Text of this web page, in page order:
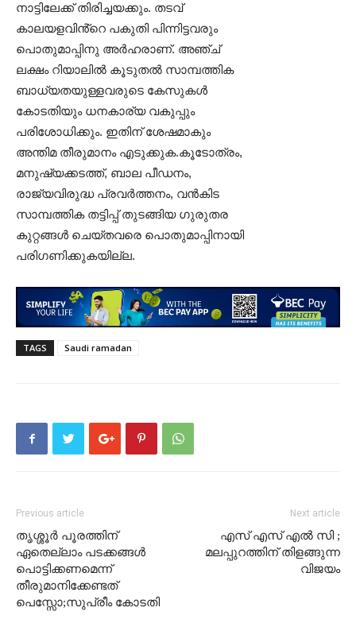
നാട്ടിലേക്ക് തിരിച്ചയക്കും. തടവ്
കാലയളവി​​ൻ്റെ പകുതി പിന്നിട്ടവരും
പൊതുമാപ്പിനു അര്‍ഹരാണ്. അഞ്ച്
ലക്ഷം റിയാലില്‍ കൂടുതല്‍ സാമ്പത്തിക
ബാധ്യതയുള്ളവരുടെ കേസുകള്‍
കോടതിയും ധനകാര്യ വകുപ്പും
പരിശോധിക്കും. ഇതിന് ശേഷമാകും
അന്തിമ തീരുമാനം എടുക്കുക.കൂടോത്രം,
മനുഷ്യക്കടത്ത്, ബാല പീഡനം,
രാജ്യവിരുദ്ധ പ്രവര്‍ത്തനം, വന്‍കിട
സാമ്പത്തിക തട്ടിപ്പ് തുടങ്ങിയ ഗുരുതര
കുറ്റങ്ങള്‍ ചെയ്തവരെ പൊതുമാപ്പിനായി
പരിഗണിക്കുകയില്ല.
TAGS Saudi ramadan
Previous article
തൃശ്ശൂർ പൂരത്തിന്
ഏതെല്ലാം പടക്കങ്ങൾ
പൊട്ടിക്കണമെന്ന്
തീരുമാനിക്കേണ്ടത്
പെസ്സോ;സുപ്രീം കോടതി
Next article
എസ് എസ് എൽ സി ;
മലപ്പുറത്തിന് തിളങ്ങുന്ന
വിജയം